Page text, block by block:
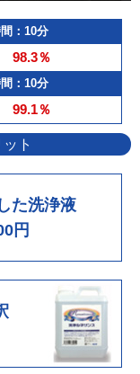
：10分
98.3％
：10分
99.1％
ト
た洗浄液
円
倍希釈